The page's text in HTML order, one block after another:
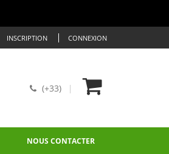
INSCRIPTION CONNEXION
(+33)
NOUS CONTACTER